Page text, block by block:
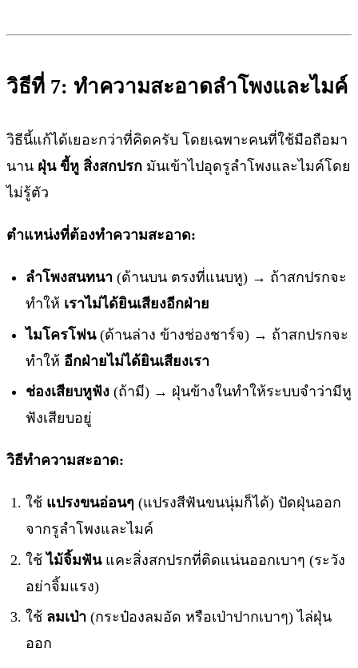
วิธีที่ 7: ทำความสะอาดลำโพงและไมค์
วิธีนี้แก้ได้เยอะกว่าที่คิดครับ โดยเฉพาะคนที่ใช้มือถือมา
นาน ฝุ่น ขี้หู สิ่งสกปรก มันเข้าไปอุดรูลำโพงและไมค์โดย
ไม่รู้ตัว
ตำแหน่งที่ต้องทำความสะอาด:
ลำโพงสนทนา (ด้านบน ตรงที่แนบหู) → ถ้าสกปรกจะ
ทำให้ เราไม่ได้ยินเสียงอีกฝ่าย
ไมโครโฟน(ด้านล่าง ข้างช่องชาร์จ) → ถ้าสกปรกจะ
ทำให้ อีกฝ่ายไม่ได้ยินเสียงเรา
ช่องเสียบหูฟัง (ถ้ามี) → ฝุ่นข้างในทำให้ระบบจำว่ามีหู
ฟังเสียบอยู่
วิธีทำความสะอาด:
ใช้ แปรงขนอ่อนๆ (แปรงสีฟันขนนุ่มก็ได้) ปัดฝุ่นออก
จากรูลำโพงและไมค์
ใช้ไม้จิ้มฟันแคะสิ่งสกปรกที่ติดแน่นออกเบาๆ (ระวัง
อย่าจิ้มแรง)
ใช้ ลมเป่า (กระป๋องลมอัด หรือเป่าปากเบาๆ) ไล่ฝุ่น
ออก